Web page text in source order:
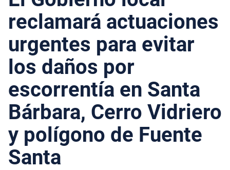
reclamará actuaciones
urgentes para evitar
los daños por
escorrentía en Santa
Bárbara, Cerro Vidriero
y polígono de Fuente
Santa